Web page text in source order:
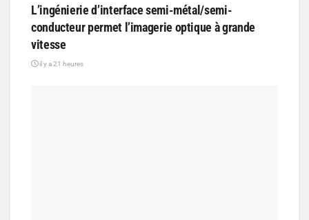
L’ingénierie d’interface semi-métal/semi-
conducteur permet l’imagerie optique à grande
vitesse
il y a 21 heures